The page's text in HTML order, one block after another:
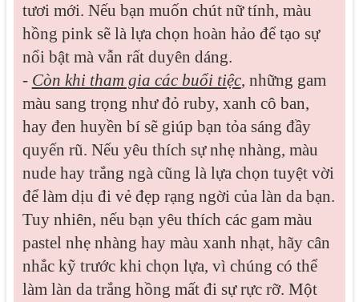
tươi mới. Nếu bạn muốn chút nữ tính, màu
hồng pink sẽ là lựa chọn hoàn hảo để tạo sự
nổi bật mà vẫn rất duyên dáng.
- Còn khi tham gia các buổi tiệc, những gam
màu sang trọng như đỏ ruby, xanh cô ban,
hay đen huyền bí sẽ giúp bạn tỏa sáng đầy
quyến rũ. Nếu yêu thích sự nhẹ nhàng, màu
nude hay trắng ngà cũng là lựa chọn tuyệt vời
để làm dịu đi vẻ đẹp rạng ngời của làn da bạn.
Tuy nhiên, nếu bạn yêu thích các gam màu
pastel nhẹ nhàng hay màu xanh nhạt, hãy cân
nhắc kỹ trước khi chọn lựa, vì chúng có thể
làm làn da trắng hồng mất đi sự rực rỡ. Một